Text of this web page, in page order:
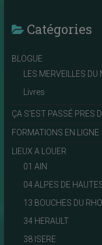
Catégories
BLOGUE
LES MERVEILLES
Livres
ÇA S'EST PASSÉ PRES
FORMATIONS EN LIGNE
LIEUX A LOUER
01 AIN
04 ALPES DE
13 BOUCHES DU
34 HERAULT
38 ISERE